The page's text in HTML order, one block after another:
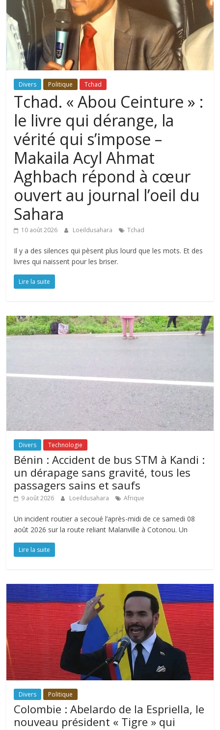
Divers Politique Tchad
Tchad. « Abou Ceinture » :
le livre qui dérange, la
vérité qui s’impose –
Makaila Acyl Ahmat
Aghbach répond à cœur
ouvert au journal l’oeil du
Sahara
10 août 2026 Loeildusahara Tchad
Il y a des silences qui pèsent plus lourd que les mots. Et des
livres qui naissent pour les briser.
Lire la suite
Divers Technologie
Bénin : Accident de bus STM à Kandi :
un dérapage sans gravité, tous les
passagers sains et saufs
9 août 2026 Loeildusahara Afrique
Un incident routier a secoué l’après-midi de ce samedi 08
août 2026 sur la route reliant Malanville à Cotonou. Un
Lire la suite
Divers Politique
Colombie : Abelardo de la Espriella, le
nouveau président « Tigre » qui